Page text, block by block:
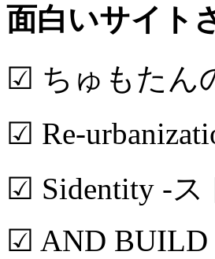
面白いサイト
☑ ちゅもたん
☑ Re-
☑ Sidentity -ス
☑ AND BUILD